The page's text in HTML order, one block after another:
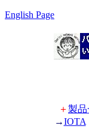
English Page
＋製品
→IOTA